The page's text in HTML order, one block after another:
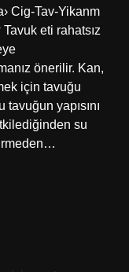
Cig-Tav-Yikanm
Tavuk eti rahatsız
önerilir. Kan,
için tavuğu
yapısını
su